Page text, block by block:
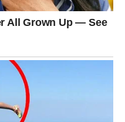
uspjeha
događaje i mnogo